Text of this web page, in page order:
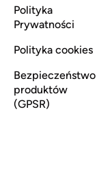
Polityka
Prywatności
Polityka cookies
Bezpieczeństwo
produktów
(GPSR)